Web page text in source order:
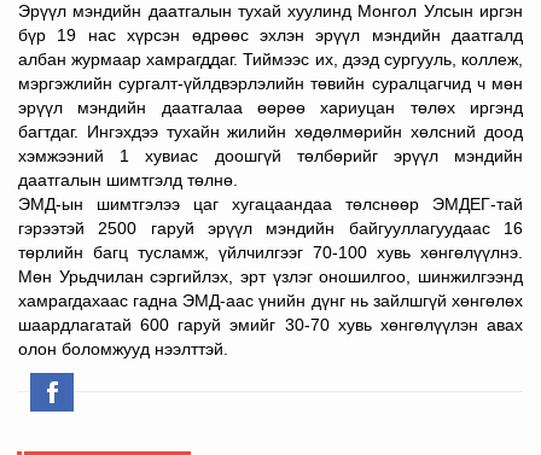
Эрүүл мэндийн даатгалын тухай хуулинд Монгол Улсын иргэн
бүр 19 нас хүрсэн өдрөөс эхлэн эрүүл мэндийн даатгалд
албан журмаар хамрагддаг. Тиймээс их, дээд сургууль, коллеж,
мэргэжлийн сургалт-үйлдвэрлэлийн төвийн суралцагчид ч мөн
эрүүл мэндийн даатгалаа өөрөө хариуцан төлөх иргэнд
багтдаг. Ингэхдээ тухайн жилийн хөдөлмөрийн хөлсний доод
хэмжээний 1 хувиас доошгүй төлбөрийг эрүүл мэндийн
даатгалын шимтгэлд төлнө.
ЭМД-ын шимтгэлээ цаг хугацаандаа төлснөөр ЭМДЕГ-тай
гэрээтэй 2500 гаруй эрүүл мэндийн байгууллагуудаас 16
төрлийн багц тусламж, үйлчилгээг 70-100 хувь хөнгөлүүлнэ.
Мөн Урьдчилан сэргийлэх, эрт үзлэг оношилгоо, шинжилгээнд
хамрагдахаас гадна ЭМД-аас үнийн дүнг нь зайлшгүй хөнгөлөх
шаардлагатай 600 гаруй эмийг 30-70 хувь хөнгөлүүлэн авах
олон боломжууд нээлттэй.